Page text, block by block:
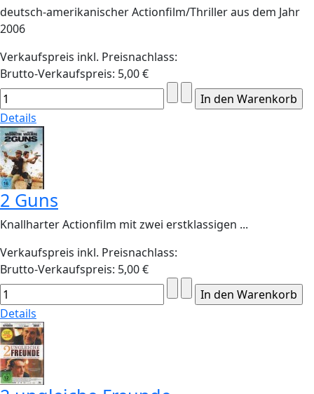
deutsch-amerikanischer Actionfilm/Thriller aus dem Jahr
2006
Verkaufspreis inkl. Preisnachlass:
Brutto-Verkaufspreis: 5,00 €
Details
2 Guns
Knallharter Actionfilm mit zwei erstklassigen ...
Verkaufspreis inkl. Preisnachlass:
Brutto-Verkaufspreis: 5,00 €
Details